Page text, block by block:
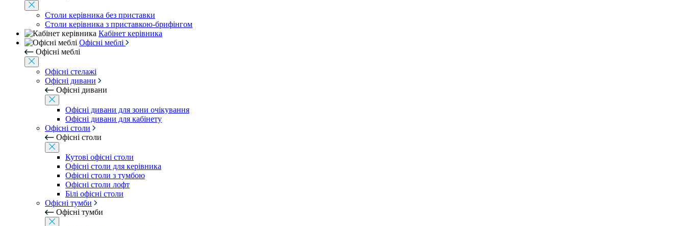
Столи керівника без приставки
Столи керівника з приставкою-брифінгом
Кабінет керівника
Офісні меблі
Офісні меблі
Офісні стелажі
Офісні дивани
Офісні дивани
Офісні дивани для зони очікування
Офісні дивани для кабінету
Офісні столи
Офісні столи
Кутові офісні столи
Офісні столи для керівника
Офісні столи з тумбою
Офісні столи лофт
Білі офісні столи
Офісні тумби
Офісні тумби